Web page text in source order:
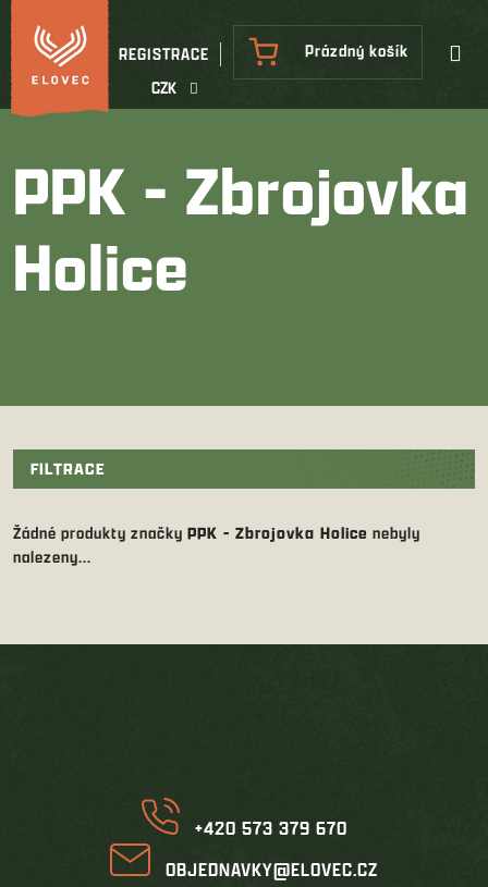
Přejít
na
obsah
CZK
REGISTRACE
NÁKUPNÍ
KOŠÍK
Prázdný košík
PPK - Zbrojovka
Holice
FILTRACE
Žádné produkty značky PPK - Zbrojovka Holice nebyly
nalezeny...
+420 573 379 670
OBJEDNAVKY@ELOVEC.CZ